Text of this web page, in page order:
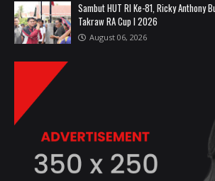
Sambut HUT RI Ke-81, Ricky Anthony
Takraw RA Cup I 2026
August 06, 2026